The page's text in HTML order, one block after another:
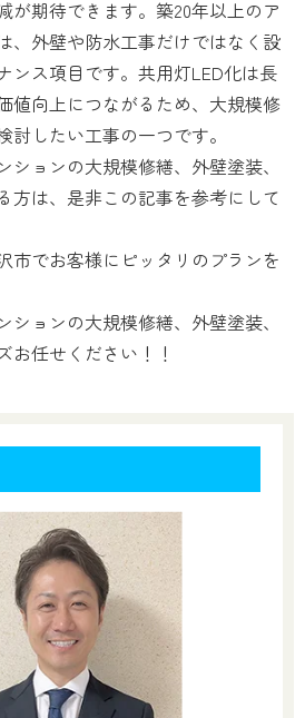
が期待できます。築20年以上のア
、外壁や防水工事だけではなく設
ンス項目です。共用灯LED化は長
値向上につながるため、大規模修
したい工事の一つです。
ョンの大規模修繕、外壁塗装、
方は、是非この記事を参考にして
市でお客様にピッタリのプランを
ョンの大規模修繕、外壁塗装、
お任せください！！